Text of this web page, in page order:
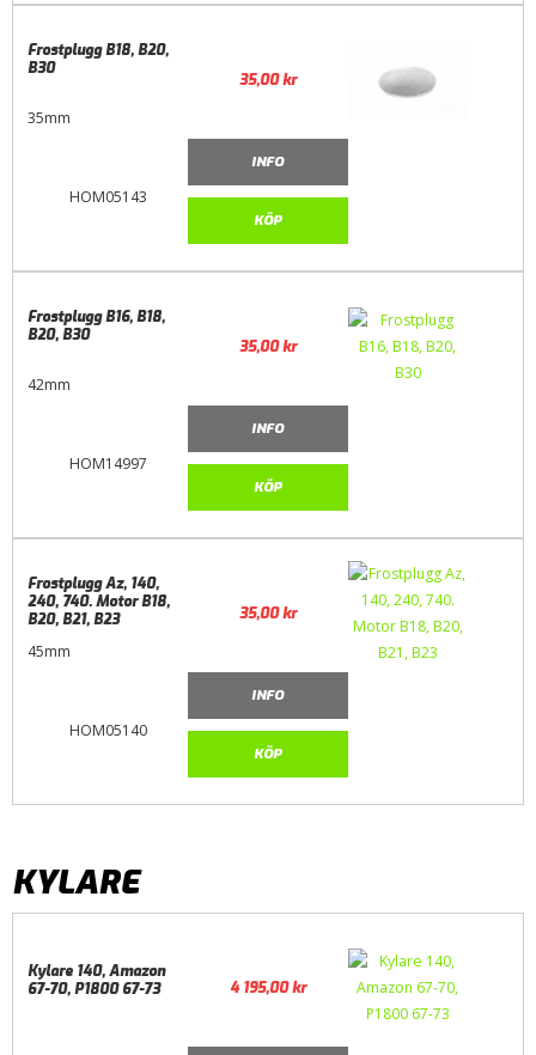
HOM05143
Frostplugg B18, B20,
B30
35mm
35,00kr
INFO
KÖP
HOM14997
Frostplugg B16, B18,
B20, B30
42mm
35,00kr
INFO
KÖP
HOM05140
Frostplugg Az, 140,
240, 740. Motor B18,
B20, B21, B23
45mm
35,00kr
INFO
KÖP
KYLARE
Kylare 140, Amazon
67-70, P1800 67-73
4 195,00kr